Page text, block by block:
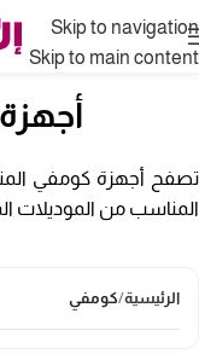
Skip to navigation
Skip to main content
تصفح أجهزة كومفي
المناسب من الموديلات
الرئيسية/كومفي